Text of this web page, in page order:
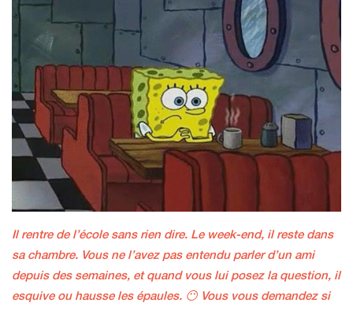
Il rentre de l’école sans rien dire. Le week-end, il reste dans
sa chambre. Vous ne l’avez pas entendu parler d’un ami
depuis des semaines, et quand vous lui posez la question, il
esquive ou hausse les épaules. 😶 Vous vous demandez si